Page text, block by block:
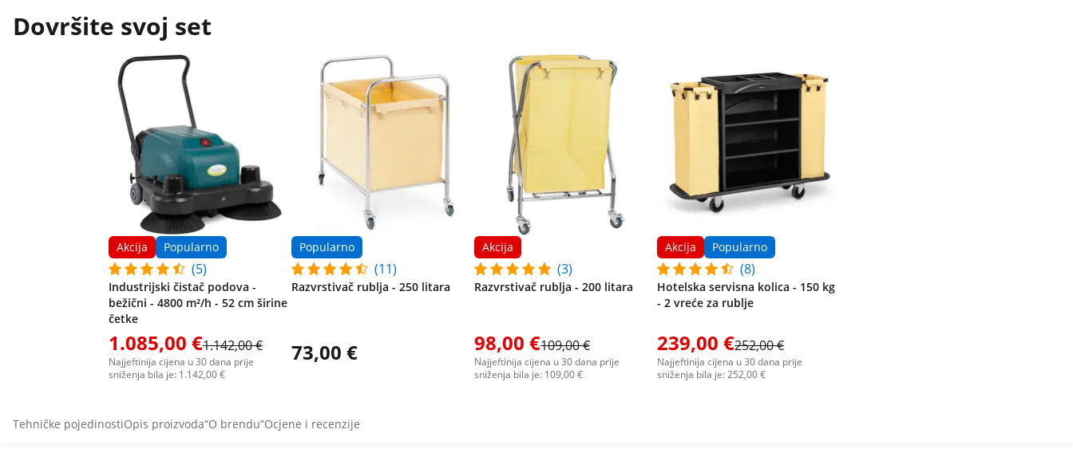
Dovršite svoj set
Akcija Popularno
(5)
Industrijski čistač podova -
bežični - 4800 m²/h - 52 cm širine
četke
1.085,00 €1.142,00 €
Najjeftinija cijena u 30 dana prije
sniženja bila je: 1.142,00 €
Popularno
(11)
Razvrstivač rublja - 250 litara
73,00 €
Akcija
(3)
Razvrstivač rublja - 200 litara
98,00 €109,00 €
Najjeftinija cijena u 30 dana prije
sniženja bila je: 109,00 €
Akcija Popularno
(8)
Hotelska servisna kolica - 150 kg
- 2 vreće za rublje
239,00 €252,00 €
Najjeftinija cijena u 30 dana prije
sniženja bila je: 252,00 €
Tehničke pojedinostiOpis proizvoda“O brendu”Ocjene i recenzije